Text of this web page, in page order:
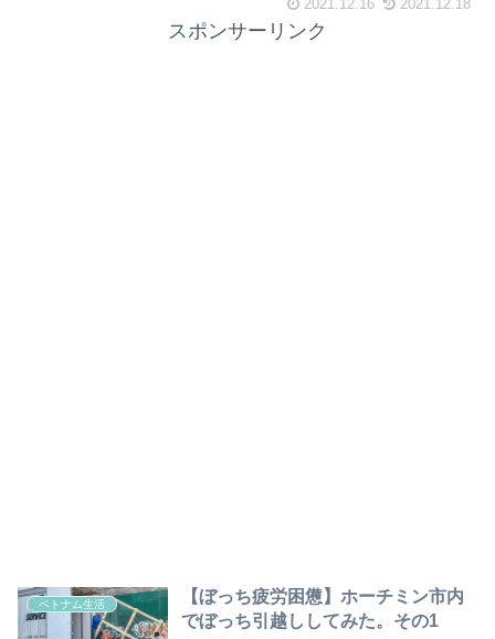
2021.12.16 2021.12.18
スポンサーリンク
ベトナム生活
【ぼっち疲労困憊】ホーチミン市内
でぼっち引越ししてみた。その1